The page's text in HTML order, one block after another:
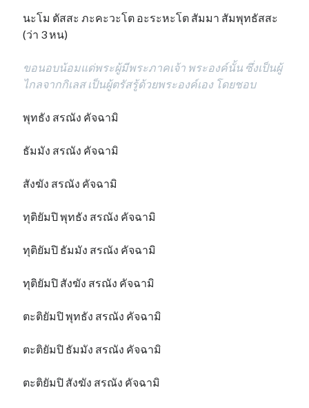
นะโม ตัสสะ ภะคะวะโต อะระหะโต สัมมา สัมพุทธัสสะ
(ว่า 3 หน)
ขอนอบน้อมแด่พระผู้มีพระภาคเจ้า พระองค์นั้น ซึ่งเป็นผู้
ไกลจากกิเลส เป็นผู้ตรัสรู้ด้วยพระองค์เอง โดยชอบ
พุทธัง สรณัง คัจฉามิ
ธัมมัง สรณัง คัจฉามิ
สังฆัง สรณัง คัจฉามิ
ทุติยัมปิ พุทธัง สรณัง คัจฉามิ
ทุติยัมปิ ธัมมัง สรณัง คัจฉามิ
ทุติยัมปิ สังฆัง สรณัง คัจฉามิ
ตะติยัมปิ พุทธัง สรณัง คัจฉามิ
ตะติยัมปิ ธัมมัง สรณัง คัจฉามิ
ตะติยัมปิ สังฆัง สรณัง คัจฉามิ